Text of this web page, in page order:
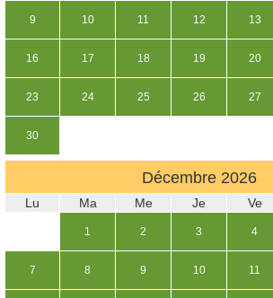
9 10 11 12 13
16 17 18 19 20
23 24 25 26 27
30
Décembre 2026
Lu Ma Me Je Ve
1 2 3 4
7 8 9 10 11